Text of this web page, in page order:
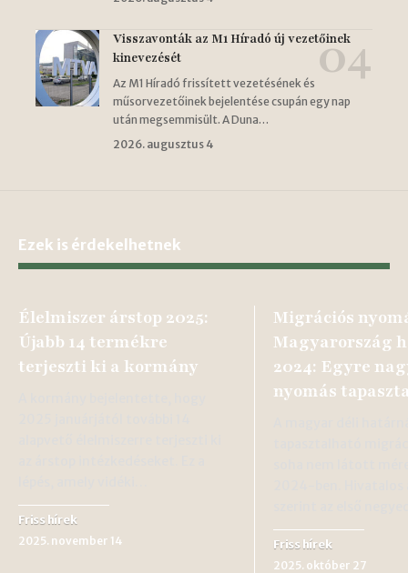
Visszavonták az M1 Híradó új vezetőinek
kinevezését
Az M1 Híradó frissített vezetésének és
műsorvezetőinek bejelentése csupán egy nap
után megsemmisült. A Duna…
2026. augusztus 4
Ezek is érdekelhetnek
Élelmiszer árstop 2025:
Újabb 14 termékre
terjeszti ki a kormány
Friss hírek
2025. november 14
Migrációs
Magyarország
2024: Egyre
nyomás
Friss hírek
2025. október 27